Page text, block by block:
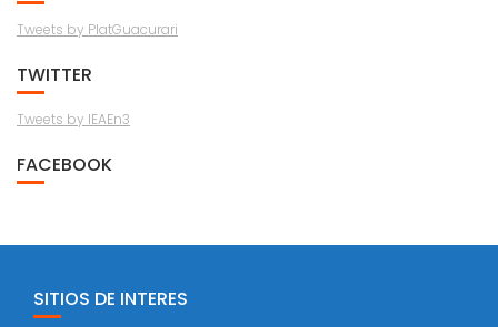
Tweets by PlatGuacurari
TWITTER
Tweets by IEAEn3
FACEBOOK
SITIOS DE INTERES